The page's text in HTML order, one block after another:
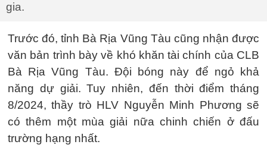
gia.
Trước đó, tỉnh Bà Rịa Vũng Tàu cũng nhận được
văn bản trình bày về khó khăn tài chính của CLB
Bà Rịa Vũng Tàu. Đội bóng này để ngỏ khả
năng dự giải. Tuy nhiên, đến thời điểm tháng
8/2024, thầy trò HLV Nguyễn Minh Phương sẽ
có thêm một mùa giải nữa chinh chiến ở đấu
trường hạng nhất.